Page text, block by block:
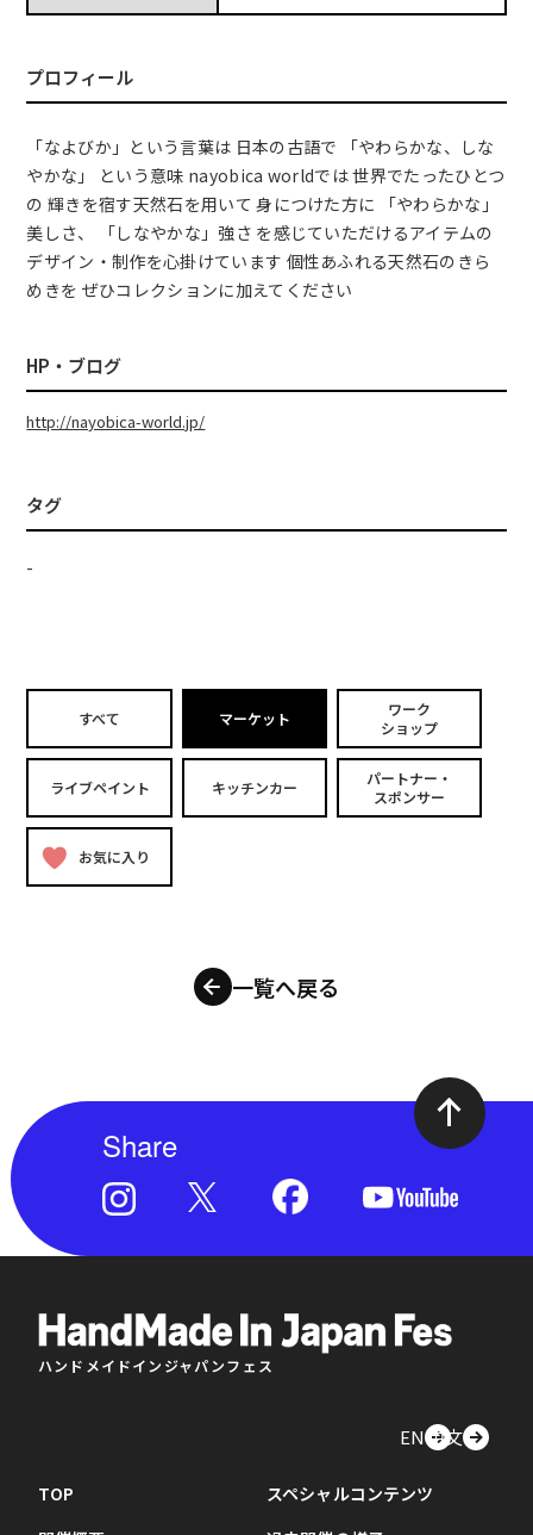
プロフィール
「なよびか」という言葉は 日本の古語で 「やわらかな、しな
やかな」 という意味 nayobica worldでは 世界でたったひとつ
の 輝きを宿す天然石を用いて 身につけた方に 「やわらかな」
美しさ、 「しなやかな」強さ を感じていただけるアイテムの
デザイン・制作を心掛けています 個性あふれる天然石のきら
めきを ぜひコレクションに加えてください
HP・ブログ
http://nayobica-world.jp/
タグ
-
すべて マーケット
ワーク
ショップ
ライブペイント キッチンカー
パートナー・
スポンサー
お気に入り
一覧へ戻る
Share
ハンドメイドインジャパンフェス
EN中文
TOP
スペシャルコンテンツ